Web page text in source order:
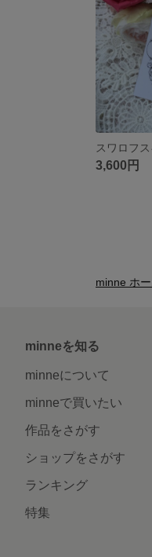
3,600円
minne ホー
minneを知る
minneについて
minneで買いたい
作品をさがす
ショップをさがす
ランキング
特集